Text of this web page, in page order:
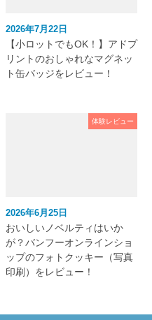
2026年7月22日
【小ロットでもOK！】アドプ
リントのおしゃれなマグネッ
ト缶バッジをレビュー！
体験レビュー
2026年6月25日
おいしいノベルティはいか
が？バンフーオンラインショ
ップのフォトクッキー（写真
印刷）をレビュー！